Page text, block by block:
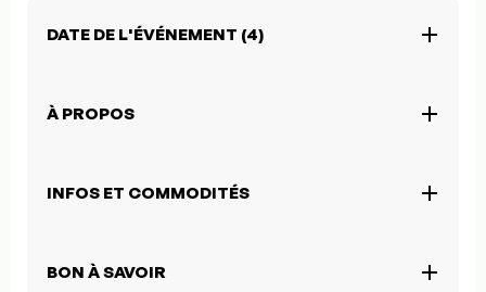
DATE DE L'ÉVÉNEMENT (4)
À PROPOS
INFOS ET COMMODITÉS
BON À SAVOIR